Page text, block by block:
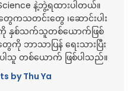
နဲ့ဘွဲ့ရထားပါတယ်။
ကသတင်းတွေ ၊ဆောင်းပါး
နှစ်သက်သူတစ်ယောက်ဖြစ်
ကို ဘာသာပြန် ရေးသားပြီး
ါသူ တစ်ယောက် ဖြစ်ပါသည်။
by Thu Ya